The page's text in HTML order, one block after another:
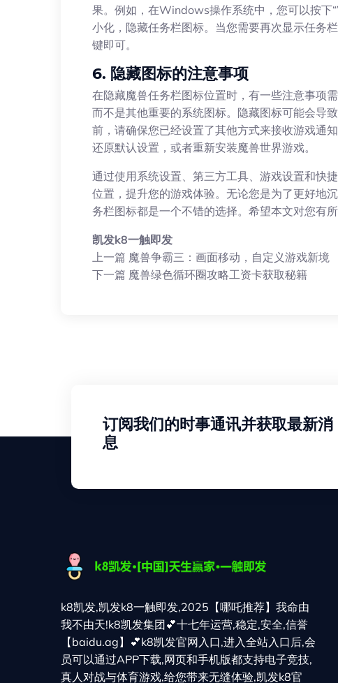
果。例如，在Windows操作系统中，您可以按
小化，隐藏任务栏图标。当您需要再次显示任务
键即可。
6. 隐藏图标的注意事项
在隐藏魔兽任务栏图标位置时，有一些注意事项
而不是其他重要的系统图标。隐藏图标可能会导
前，请确保您已经设置了其他方式来接收游戏通
还原默认设置，或者重新安装魔兽世界游戏。
通过使用系统设置、第三方工具、游戏设置和快
位置，提升您的游戏体验。无论您是为了更好地
务栏图标都是一个不错的选择。希望本文对您有
凯发k8一触即发
上一篇 魔兽争霸三：画面移动，自定义游戏新境
下一篇 魔兽绿色循环圈攻略工资卡获取秘籍
订阅我们的时事通讯并获取最新消
息
k8凯发,凯发k8一触即发,2025【哪吒推荐】我命由
我不由天!k8凯发集团💕十七年运营,稳定,安全,信誉
【baidu.ag】💕k8凯发官网入口,进入全站入口后,会
员可以通过APP下载,网页和手机版都支持电子竞技,
真人对战与体育游戏,给您带来无缝体验,凯发k8官